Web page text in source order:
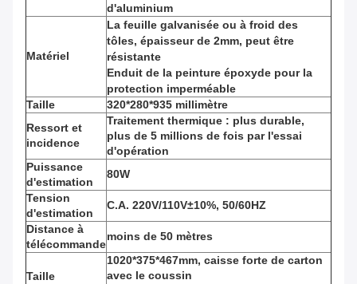
d'aluminium
Matériel
La feuille galvanisée ou à froid des
tôles, épaisseur de 2mm, peut être
résistante
Enduit de la peinture époxyde pour la
protection imperméable
Taille
320*280*935 millimètre
Ressort et
incidence
Traitement thermique : plus durable,
plus de 5 millions de fois par l'essai
d'opération
Puissance
d'estimation
80W
Tension
d'estimation
C.A. 220V/110V±10%, 50/60HZ
Distance à
télécommande
moins de 50 mètres
Taille
1020*375*467mm, caisse forte de carton
avec le coussin